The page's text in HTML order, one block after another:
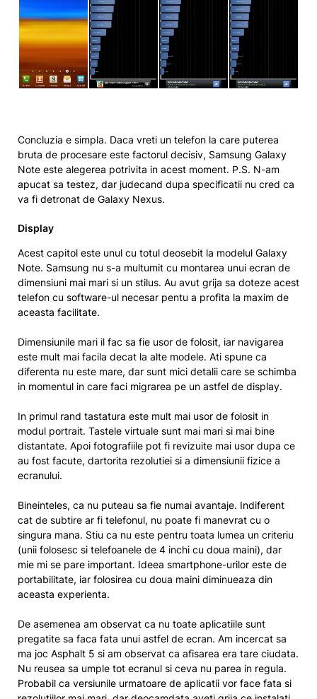
Concluzia e simpla. Daca vreti un telefon la care puterea
bruta de procesare este factorul decisiv, Samsung Galaxy
Note este alegerea potrivita in acest moment. P.S. N-am
apucat sa testez, dar judecand dupa specificatii nu cred ca
va fi detronat de Galaxy Nexus.
Display
Acest capitol este unul cu totul deosebit la modelul Galaxy
Note. Samsung nu s-a multumit cu montarea unui ecran de
dimensiuni mai mari si un stilus. Au avut grija sa doteze acest
telefon cu software-ul necesar pentu a profita la maxim de
aceasta facilitate.
Dimensiunile mari il fac sa fie usor de folosit, iar navigarea
este mult mai facila decat la alte modele. Ati spune ca
diferenta nu este mare, dar sunt mici detalii care se schimba
in momentul in care faci migrarea pe un astfel de display.
In primul rand tastatura este mult mai usor de folosit in
modul portrait. Tastele virtuale sunt mai mari si mai bine
distantate. Apoi fotografiile pot fi revizuite mai usor dupa ce
au fost facute, dartorita rezolutiei si a dimensiunii fizice a
ecranului.
Bineinteles, ca nu puteau sa fie numai avantaje. Indiferent
cat de subtire ar fi telefonul, nu poate fi manevrat cu o
singura mana. Stiu ca nu este pentru toata lumea un criteriu
(unii folosesc si telefoanele de 4 inchi cu doua maini), dar
mie mi se pare important. Ideea smartphone-urilor este de
portabilitate, iar folosirea cu doua maini diminueaza din
aceasta experienta.
De asemenea am observat ca nu toate aplicatiile sunt
pregatite sa faca fata unui astfel de ecran. Am incercat sa
ma joc Asphalt 5 si am observat ca afisarea era tare ciudata.
Nu reusea sa umple tot ecranul si ceva nu parea in regula.
Probabil ca versiunile urmatoare de aplicatii vor face fata si